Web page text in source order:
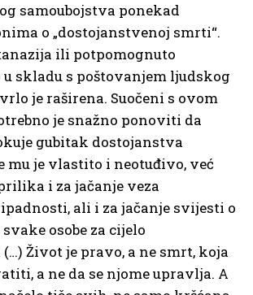
samoubojstva ponekad
o „dostojanstvenoj smrti“.
ili potpomognuto
u skladu s poštovanjem ljudskog
je raširena. Suočeni s ovom
je snažno ponoviti da
gubitak dostojanstva
mu je vlastito i neotuđivo, već
i za jačanje veza
ali i za jačanje svijesti o
osobe za cijelo
Život je pravo, a ne smrt, koja
a ne da se njome upravlja. A